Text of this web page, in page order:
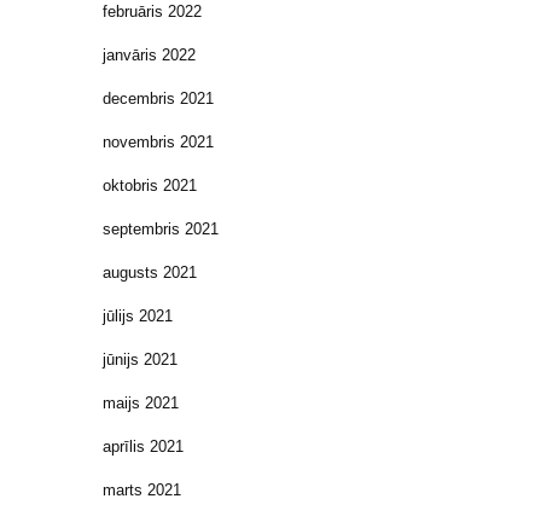
februāris 2022
janvāris 2022
decembris 2021
novembris 2021
oktobris 2021
septembris 2021
augusts 2021
jūlijs 2021
jūnijs 2021
maijs 2021
aprīlis 2021
marts 2021